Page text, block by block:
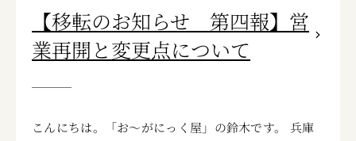
【移転のお知らせ 第四報】営
業再開と変更点について
こんにちは。「お〜がにっく屋」の鈴木です。 兵庫